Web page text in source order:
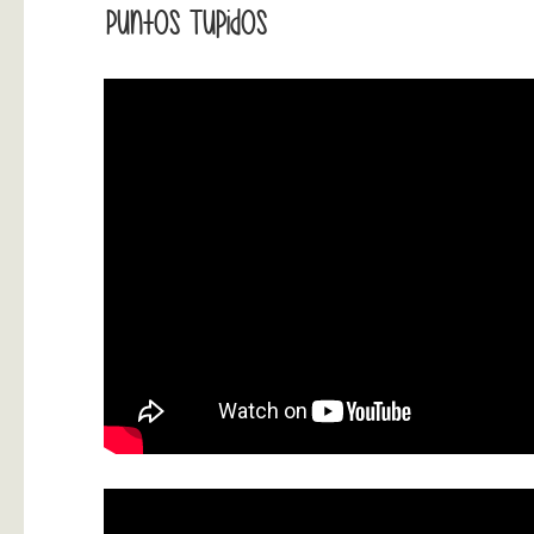
Puntos Tupidos